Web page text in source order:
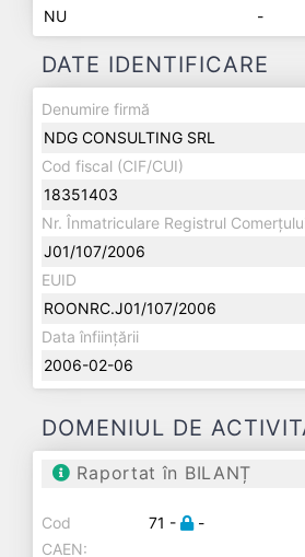
NU
-
DATE IDENTIFICARE
Denumire firmă
NDG CONSULTING SRL
Cod fiscal (CIF/CUI)
18351403
Nr. Înmatriculare Registrul
J01/107/2006
EUID
ROONRC.J01/107/2006
Data înființării
2006-02-06
DOMENIUL DE
Raportat în BILANȚ
Cod
CAEN:
71 - -